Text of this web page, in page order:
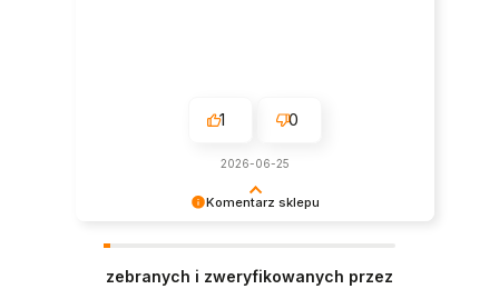
Komentarz sklepu
jak Ty. Z pozdrowieniami, obsługa sklepu.
1 0
2026-06-25
zebranych i zweryfikowanych przez